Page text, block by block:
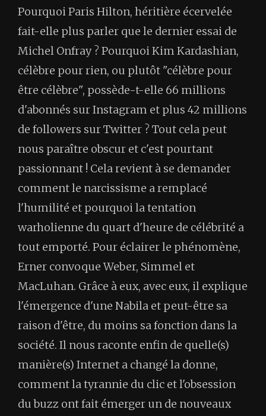
Pourquoi Paris Hilton, héritière écervelée
fait-elle plus parler que le dernier essai de
Michel Onfray ? Pourquoi Kim Kardashian,
célèbre pour rien, ou plutôt "célèbre pour
être célèbre", possède-t-elle 66 millions
d'abonnés sur Instagram et plus 42 millions
de followers sur Twitter ? Tout cela peut
nous paraître obscur et c'est pourtant
passionnant ! Cela revient à se demander
comment le narcissisme a remplacé
l'humilité et pourquoi la tentation
warholienne du quart d'heure de célébrité a
tout emporté. Pour éclairer le phénomène,
Erner convoque Weber, Simmel et
MacLuhan. Grâce à eux, avec eux, il explique
l'émergence d'une Nabila et peut-être sa
raison d'être, du moins sa fonction dans la
société. Il nous raconte enfin de quelle(s)
manière(s) Internet a changé la donne,
comment la tyrannie du clic et l'obsession
du buzz ont fait émerger un de nouveaux